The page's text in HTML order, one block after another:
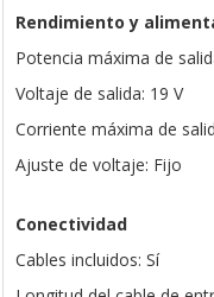
Rendimiento y
Potencia máxima de
Voltaje de salida: 19 V
Corriente máxima de
Ajuste de voltaje: Fijo
Conectividad
Cables incluidos: Sí